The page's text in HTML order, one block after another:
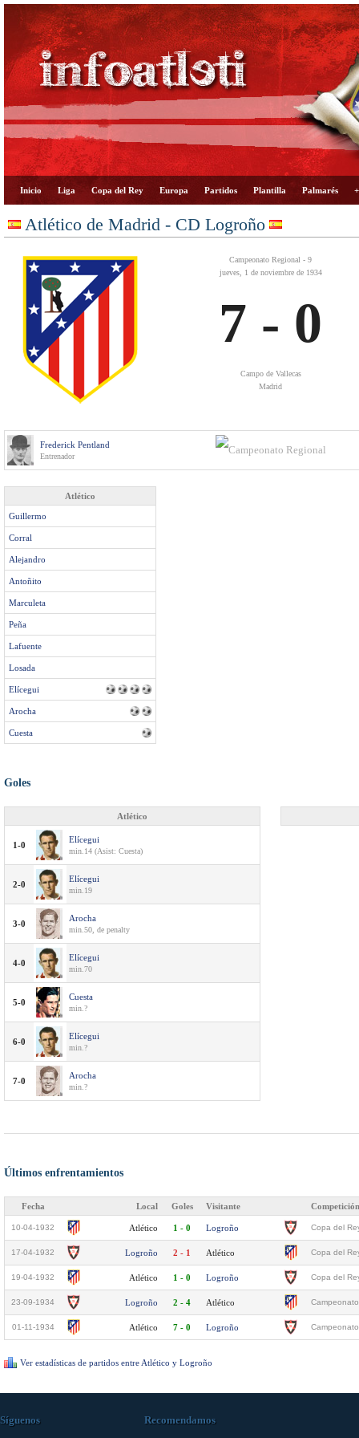
Inicio Liga Copa del Rey Europa Partidos Plantilla Palmarés
Atlético de Madrid - CD Logroño
Campeonato Regional - 9
jueves, 1 de noviembre de 1934
7 - 0
Campo de Vallecas
Madrid
Frederick Pentland
Entrenador
Atlético
Guillermo
Corral
Alejandro
Antoñito
Marculeta
Peña
Lafuente
Losada
Elícegui
Arocha
Cuesta
Goles
Atlético
1-0
Elícegui
min.14 (Asist: Cuesta)
2-0
Elícegui
min.19
3-0
Arocha
min.50, de penalty
4-0
Elícegui
min.70
5-0
Cuesta
min.?
6-0
Elícegui
min.?
7-0
Arocha
min.?
Últimos enfrentamientos
Fecha Local Goles Visitante Competición
10-04-1932 Atlético 1 - 0 Logroño Copa del
17-04-1932 Logroño 2 - 1 Atlético Copa del
19-04-1932 Atlético 1 - 0 Logroño Copa del
23-09-1934 Logroño 2 - 4 Atlético
01-11-1934 Atlético 7 - 0 Logroño
Ver estadísticas de partidos entre Atlético y Logroño
Síguenos Recomendamos